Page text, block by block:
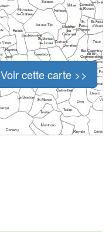
Voir cette carte >>